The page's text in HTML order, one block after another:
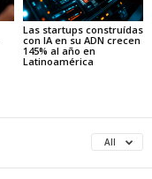
Las startups construídas
con IA en su ADN crecen
145% al año en
Latinoamérica
All